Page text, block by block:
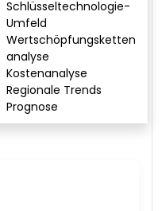
Schlüsseltechnologie-
Umfeld
Wertschöpfungsketten
analyse
Kostenanalyse
Regionale Trends
Prognose